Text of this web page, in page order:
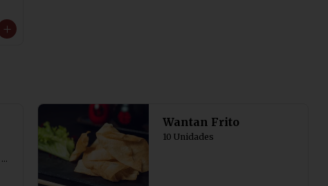
Wantan Frito
10 Unidades